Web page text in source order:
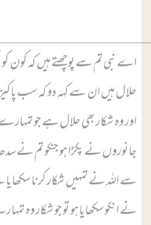
اے نبی تم سے پوچھتے ہیں کہ
حلال ہیں ان سے کہہ دو کہ سب
اور وہ شکار بھی حلال ہے جو
جانوروں نے پکڑا ہو جنکو تم نے
سے اللہ نے تمہیں شکار کرنا
نے انکو سکھایا ہو تو جو شکار وہ